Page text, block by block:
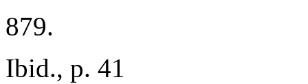
879.
Ibid., p. 41